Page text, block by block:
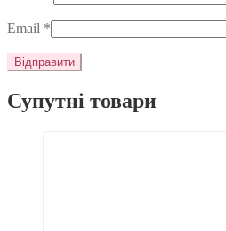
Email *
Супутні товари